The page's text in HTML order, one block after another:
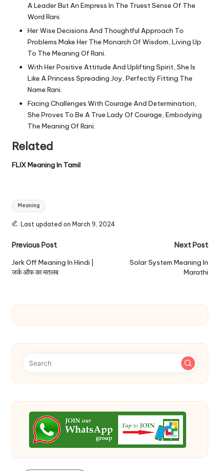
A Leader But An Empress In The Truest Sense Of The
Word Rani.
Her Wise Decisions And Thoughtful Approach To
Problems Make Her The Monarch Of Wisdom, Living Up
To The Meaning Of Rani.
With Her Positive Attitude And Uplifting Spirit, She Is
Like A Princess Spreading Joy, Perfectly Fitting The
Name Rani.
Facing Challenges With Courage And Determination,
She Proves To Be A True Lady Of Courage, Embodying
The Meaning Of Rani.
Related
FLIX Meaning In Tamil
Tags:
Meaning
Last updated on March 9, 2024
Post
navigation
Previous Post
Jerk Off Meaning In Hindi |
जर्क ऑफ का मतलब
Next Post
Solar System Meaning In
Marathi